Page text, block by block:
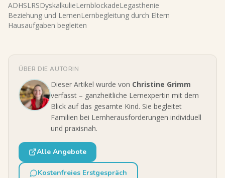
ADHSLRSDyskalkulieLernblockadeLegasthenie
Beziehung und LernenLernbegleitung durch Eltern
Hausaufgaben begleiten
ÜBER DIE AUTORIN
Dieser Artikel wurde von Christine Grimm
verfasst – ganzheitliche Lernexpertin mit dem
Blick auf das gesamte Kind. Sie begleitet
Familien bei Lernherausforderungen individuell
und praxisnah.
Alle Angebote
Kostenfreies Erstgespräch